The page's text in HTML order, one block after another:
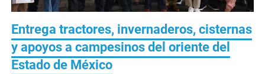
Entrega tractores, invernaderos, cisternas
y apoyos a campesinos del oriente del
Estado de México